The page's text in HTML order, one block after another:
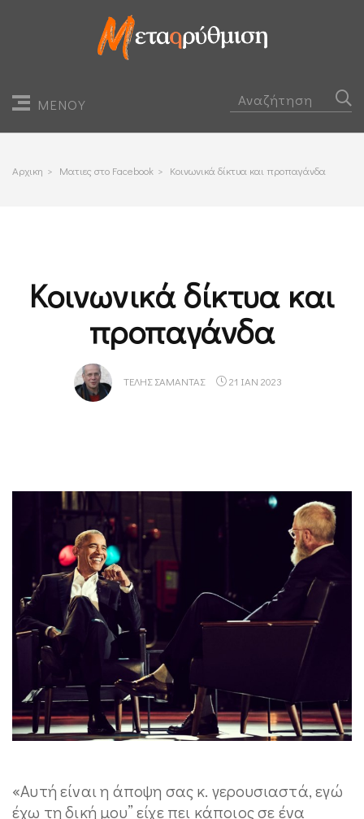
ΜΕΝΟΥ
Αρχικη > Ματιες στο Facebook > Κοινωνικά δίκτυα και προπαγάνδα
Κοινωνικά δίκτυα και
προπαγάνδα
ΤΈΛΗΣ ΣΑΜΑΝΤΆΣ 21 ΙΑΝ 2023
«Αυτή είναι η άποψη σας κ. γερουσιαστά, εγώ
έχω τη δική μου” είχε πει κάποιος σε ένα